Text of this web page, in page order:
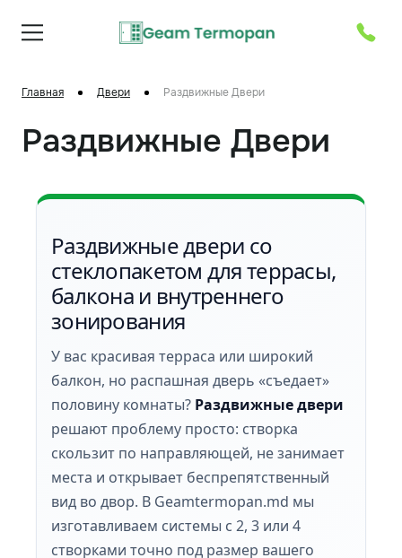
Главная Двери Раздвижные Двери
Раздвижные Двери
Раздвижные двери со
стеклопакетом для террасы,
балкона и внутреннего
зонирования
У вас красивая терраса или широкий
балкон, но распашная дверь «съедает»
половину комнаты? Раздвижные двери
решают проблему просто: створка
скользит по направляющей, не занимает
места и открывает беспрепятственный
вид во двор. В Geamtermopan.md мы
изготавливаем системы с 2, 3 или 4
створками точно под размер вашего